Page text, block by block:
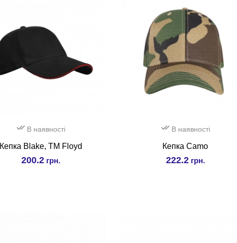
В наявності
Кепка Blake, TM Floyd
200.2 грн.
В наявності
Кепка Camo
222.2 грн.